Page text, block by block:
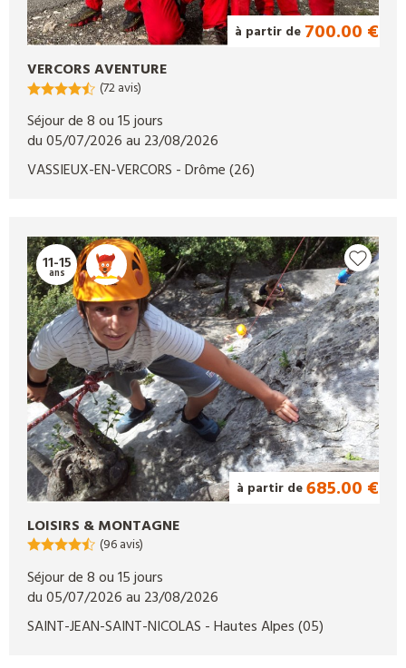
à partir de 700.00 €
VERCORS AVENTURE
(72 avis)
Séjour de 8 ou 15 jours
du 05/07/2026 au 23/08/2026
VASSIEUX-EN-VERCORS - Drôme(26)
11-15
ans
à partir de685.00 €
LOISIRS & MONTAGNE
(96 avis)
Séjour de 8 ou 15 jours
du 05/07/2026 au 23/08/2026
SAINT-JEAN-SAINT-NICOLAS - Hautes Alpes(05)